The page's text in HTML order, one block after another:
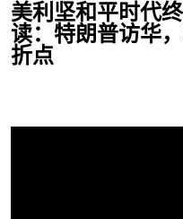
美利坚和平时代
读：特朗普访华
折点